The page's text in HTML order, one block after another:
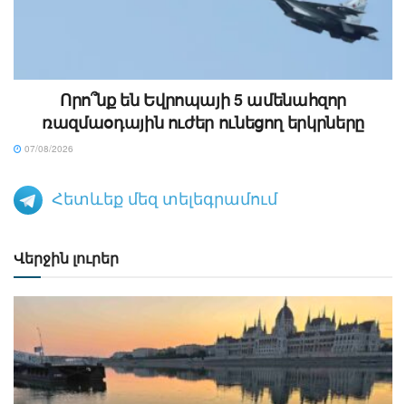
Որո՞նք են Եվրոպայի 5 ամենահզոր
ռազմաօդային ուժեր ունեցող երկրները
07/08/2026
Հետևեք մեզ տելեգրամում
Վերջին լուրեր